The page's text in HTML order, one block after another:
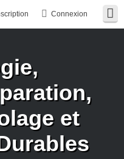
Connexion
et